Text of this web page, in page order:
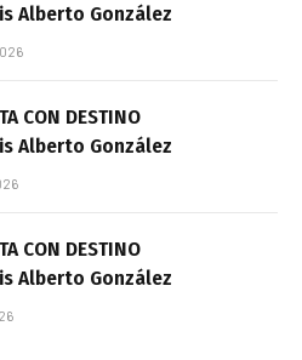
Alberto González
CON DESTINO
Alberto González
CON DESTINO
Alberto González